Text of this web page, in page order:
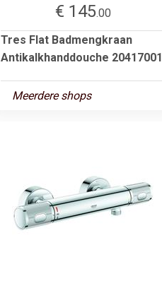
€ 145.00
Tres Flat Badmengkraan
Antikalkhanddouche 20417001
Meerdere shops